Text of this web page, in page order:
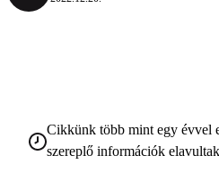
Cikkünk több mint egy évvel
szereplő információk